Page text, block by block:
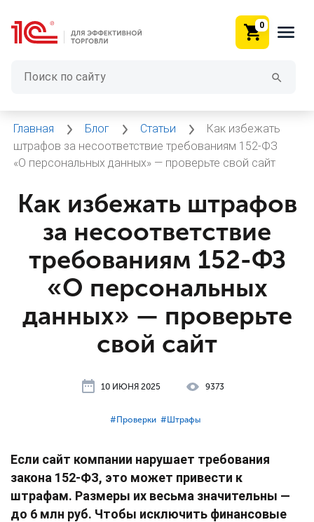
0
Главная Блог Статьи
Как избежать
штрафов за несоответствие требованиям 152-ФЗ
«О персональных данных» — проверьте свой сайт
Как избежать штрафов
за несоответствие
требованиям 152-ФЗ
«О персональных
данных» — проверьте
свой сайт
10 ИЮНЯ 2025 9373
#⁣Проверки #⁣Штрафы
Если сайт компании нарушает требования
закона 152-ФЗ, это может привести к
штрафам. Размеры их весьма значительны —
до 6 млн руб. Чтобы исключить финансовые